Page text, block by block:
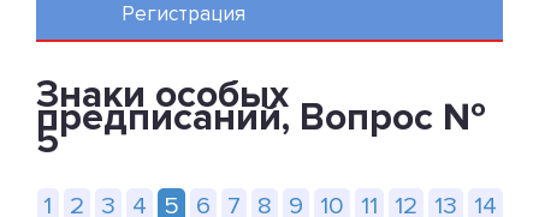
Регистрация
Знаки особых
предписаний, Вопрос №
5
1 2 3 4 5 6 7 8 9 10 11 12 13
14